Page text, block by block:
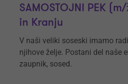
SAMOSTOJNI PEK
in Kranju
V naši veliki soseski imamo
njihove želje. Postani del naše
zaupnik, sosed.